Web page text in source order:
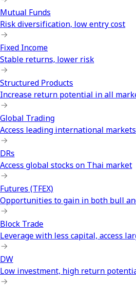
Mutual Funds
Risk diversification, low entry cost
Fixed Income
Stable returns, lower risk
Structured Products
Increase return potential in all
Global Trading
Access leading international markets
DRs
Access global stocks on Thai market
Futures (TFEX)
Opportunities to gain in both bull
Block Trade
Leverage with less capital, access
DW
Low investment, high return